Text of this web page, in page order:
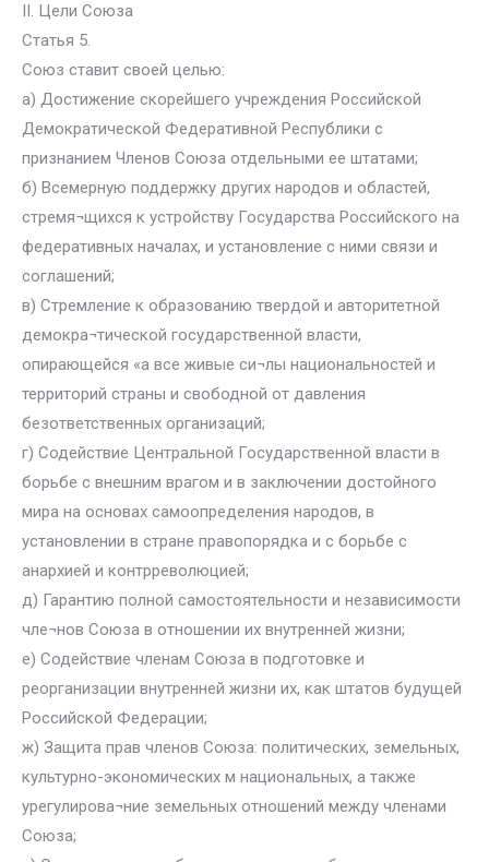
II. Цели Союза
Статья 5.
Союз ставит своей целью:
а) Достижение скорейшего учреждения Российской
Демократической Федеративной Республики с
признанием Членов Союза отдельными ее штатами;
б) Всемерную поддержку других народов и областей,
стремя¬щихся к устройству Государства Российского на
федеративных началах, и установление с ними связи и
соглашений;
в) Стремление к образованию твердой и авторитетной
демокра¬тической государственной власти,
опирающейся «а все живые си¬лы национальностей и
территорий страны и свободной от давления
безответственных организаций;
г) Содействие Центральной Государственной власти в
борьбе с внешним врагом и в заключении достойного
мира на основах самоопределения народов, в
установлении в стране правопорядка и с борьбе с
анархией и контрреволюцией;
д) Гарантию полной самостоятельности и независимости
чле¬нов Союза в отношении их внутренней жизни;
е) Содействие членам Союза в подготовке и
реорганизации внутренней жизни их, как штатов будущей
Российской Федерации;
ж) Защита прав членов Союза: политических, земельных,
культурно-экономических м национальных, а также
урегулирова¬ние земельных отношений между членами
Союза;